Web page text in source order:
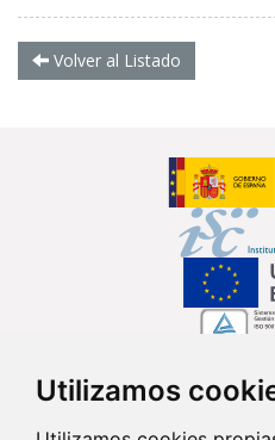
Utilizamos
Volver al Listado